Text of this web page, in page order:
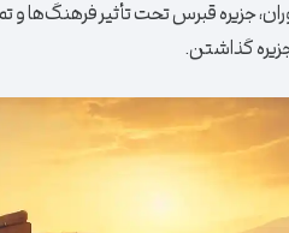
جزیره قبرس تحت تأثیر فرهنگ‌ها و
گذاشتن.